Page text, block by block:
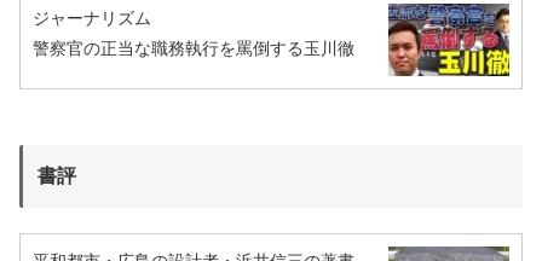
ジャーナリズム
警察官の正当な職務執行を罵倒する玉川徹
書評